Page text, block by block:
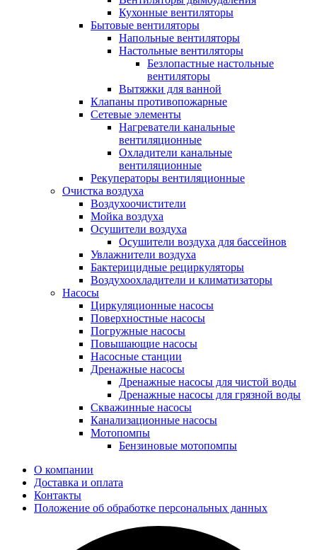
Кухонные вентиляторы
Бытовые вентиляторы
Напольные вентиляторы
Настольные вентиляторы
Безлопастные настольные
вентиляторы
Вытяжки для ванной
Клапаны противопожарные
Сетевые элементы
Нагреватели канальные
вентиляционные
Охладители канальные
вентиляционные
Рекуператоры вентиляционные
Очистка воздуха
Воздухоочистители
Мойка воздуха
Осушители воздуха
Осушители воздуха для бассейнов
Увлажнители воздуха
Бактерицидные рециркуляторы
Воздухоохладители и климатизаторы
Насосы
Циркуляционные насосы
Поверхностные насосы
Погружные насосы
Повышающие насосы
Насосные станции
Дренажные насосы
Дренажные насосы для чистой воды
Дренажные насосы для грязной воды
Скважинные насосы
Канализационные насосы
Мотопомпы
Бензиновые мотопомпы
О компании
Доставка и оплата
Контакты
Положение об обработке персональных данных